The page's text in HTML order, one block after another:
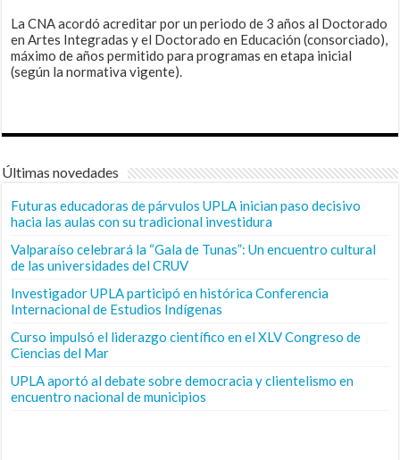
La CNA acordó acreditar por un periodo de 3 años al Doctorado
en Artes Integradas y el Doctorado en Educación (consorciado),
máximo de años permitido para programas en etapa inicial
(según la normativa vigente).
Últimas novedades
Futuras educadoras de párvulos UPLA inician paso decisivo
hacia las aulas con su tradicional investidura
Valparaíso celebrará la “Gala de Tunas”: Un encuentro cultural
de las universidades del CRUV
Investigador UPLA participó en histórica Conferencia
Internacional de Estudios Indígenas
Curso impulsó el liderazgo científico en el XLV Congreso de
Ciencias del Mar
UPLA aportó al debate sobre democracia y clientelismo en
encuentro nacional de municipios